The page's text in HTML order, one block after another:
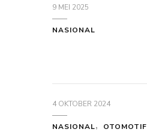
9 MEI 2025
NASIONAL
4 OKTOBER 2024
NASIONAL OTOMOTIF